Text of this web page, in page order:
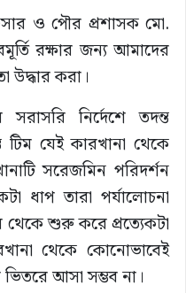
ও পৌর প্রশাসক মো.
রক্ষার জন্য আমাদের
উদ্ধার করা।
সরাসরি নির্দেশে তদন্ত
টিম যেই কারখানা থেকে
সরেজমিন পরিদর্শন
ধাপ তারা পর্যালোচনা
থেকে শুরু করে প্রত্যেকটা
থেকে কোনোভাবেই
আসা সম্ভব না।